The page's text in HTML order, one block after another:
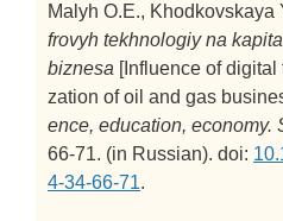
Malyh O.E., Khodkovskaya
frovyh tekhnologiy na
biznesa [Influence of
zation of oil and gas
ence, education, economy.
66-71. (in Russian). doi:
4-34-66-71.